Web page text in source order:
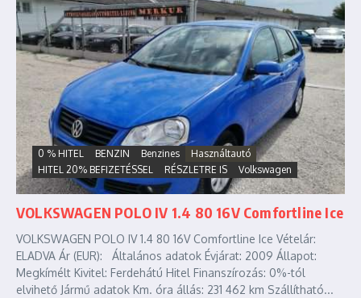
0 % HITEL BENZIN Benzines
Használtautó
HITEL 20% BEFIZETÉSSEL
RÉSZLETRE IS Volkswagen
VOLKSWAGEN POLO IV 1.4 80 16V Comfortline Ice
VOLKSWAGEN POLO IV 1.4 80 16V Comfortline Ice Vételár:
ELADVA Ár (EUR): Általános adatok Évjárat: 2009 Állapot:
Megkímélt Kivitel: Ferdehátú Hitel Finanszírozás: 0%-tól
elvihető Jármű adatok Km. óra állás: 231 462 km Szállítható...